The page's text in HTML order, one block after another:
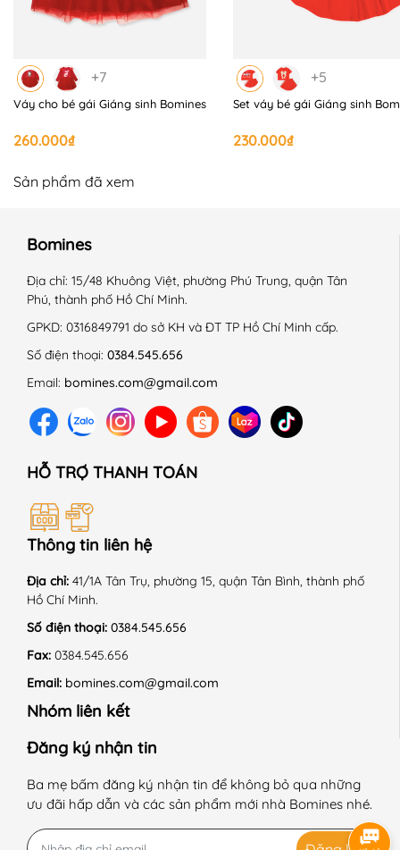
+7
Váy cho bé gái Giáng sinh Bomines
260.000₫
+5
Set váy bé gái Giáng sinh
230.000₫
Sản phẩm đã xem
Bomines
Địa chỉ: 15/48 Khuông Việt, phường Phú Trung, quận Tân
Phú, thành phố Hồ Chí Minh.
GPKD: 0316849791 do sở KH và ĐT TP Hồ Chí Minh cấp.
Số điện thoại: 0384.545.656
Email: bomines.com@gmail.com
HỖ TRỢ THANH TOÁN
Thông tin liên hệ
Địa chỉ: 41/1A Tân Trụ, phường 15, quận Tân Bình, thành phố
Hồ Chí Minh.
Số điện thoại: 0384.545.656
Fax: 0384.545.656
Email: bomines.com@gmail.com
Nhóm liên kết
Đăng ký nhận tin
Ba mẹ bấm đăng ký nhận tin để không bỏ qua những
ưu đãi hấp dẫn và các sản phẩm mới nhà Bomines nhé.